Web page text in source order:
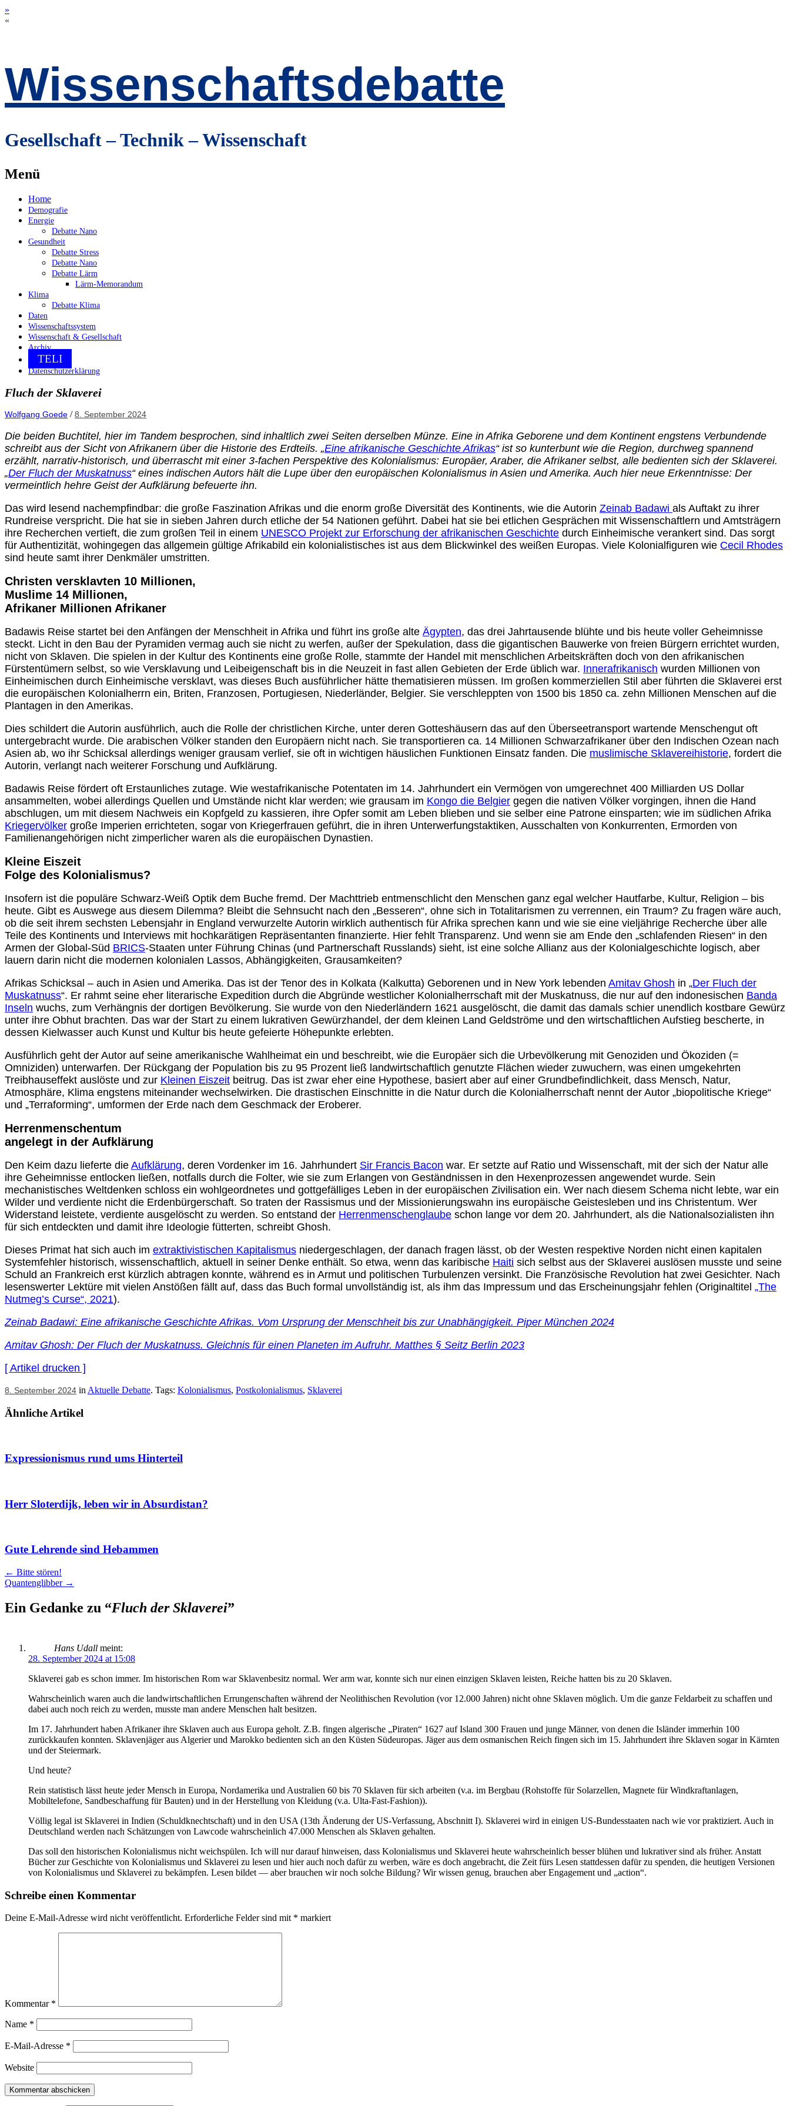
»
«
Wissenschaftsdebatte
Gesellschaft – Technik – Wissenschaft
Menü
Zum
Inhalt
springen
Home
Demografie
Energie
Debatte Nano
Gesundheit
Debatte Stress
Debatte Nano
Debatte Lärm
Lärm-Memorandum
Klima
Debatte Klima
Daten
Wissenschaftssystem
Wissenschaft & Gesellschaft
Archiv
TELI
Datenschutzerklärung
Fluch der Sklaverei
Wolfgang Goede /8. September 2024
Die beiden Buchtitel, hier im Tandem besprochen, sind inhaltlich zwei Seiten derselben Münze. Eine in Afrika Geborene und dem Kontinent engstens Verbundende
schreibt aus der Sicht von Afrikanern über die Historie des Erdteils. „Eine afrikanische Geschichte Afrikas“ ist so kunterbunt wie die Region, durchweg spannend
erzählt, narrativ-historisch, und überrascht mit einer 3-fachen Perspektive des Kolonialismus: Europäer, Araber, die Afrikaner selbst, alle bedienten sich der Sklaverei.
„Der Fluch der Muskatnuss“ eines indischen Autors hält die Lupe über den europäischen Kolonialismus in Asien und Amerika. Auch hier neue Erkenntnisse: Der
vermeintlich hehre Geist der Aufklärung befeuerte ihn.
Das wird lesend nachempfindbar: die große Faszination Afrikas und die enorm große Diversität des Kontinents, wie die Autorin Zeinab Badawi als Auftakt zu ihrer
Rundreise verspricht. Die hat sie in sieben Jahren durch etliche der 54 Nationen geführt. Dabei hat sie bei etlichen Gesprächen mit Wissenschaftlern und Amtsträgern
ihre Recherchen vertieft, die zum großen Teil in einem UNESCO Projekt zur Erforschung der afrikanischen Geschichte durch Einheimische verankert sind. Das sorgt
für Authentizität, wohingegen das allgemein gültige Afrikabild ein kolonialistisches ist aus dem Blickwinkel des weißen Europas. Viele Kolonialfiguren wie Cecil Rhodes
sind heute samt ihrer Denkmäler umstritten.
Christen versklavten 10 Millionen,
Muslime 14 Millionen,
Afrikaner Millionen Afrikaner
Badawis Reise startet bei den Anfängen der Menschheit in Afrika und führt ins große alte Ägypten, das drei Jahrtausende blühte und bis heute voller Geheimnisse
steckt. Licht in den Bau der Pyramiden vermag auch sie nicht zu werfen, außer der Spekulation, dass die gigantischen Bauwerke von freien Bürgern errichtet wurden,
nicht von Sklaven. Die spielen in der Kultur des Kontinents eine große Rolle, stammte der Handel mit menschlichen Arbeitskräften doch von den afrikanischen
Fürstentümern selbst, so wie Versklavung und Leibeigenschaft bis in die Neuzeit in fast allen Gebieten der Erde üblich war. Innerafrikanisch wurden Millionen von
Einheimischen durch Einheimische versklavt, was dieses Buch ausführlicher hätte thematisieren müssen. Im großen kommerziellen Stil aber führten die Sklaverei erst
die europäischen Kolonialherrn ein, Briten, Franzosen, Portugiesen, Niederländer, Belgier. Sie verschleppten von 1500 bis 1850 ca. zehn Millionen Menschen auf die
Plantagen in den Amerikas.
Dies schildert die Autorin ausführlich, auch die Rolle der christlichen Kirche, unter deren Gotteshäusern das auf den Überseetransport wartende Menschengut oft
untergebracht wurde. Die arabischen Völker standen den Europäern nicht nach. Sie transportieren ca. 14 Millionen Schwarzafrikaner über den Indischen Ozean nach
Asien ab, wo ihr Schicksal allerdings weniger grausam verlief, sie oft in wichtigen häuslichen Funktionen Einsatz fanden. Die muslimische Sklavereihistorie, fordert die
Autorin, verlangt nach weiterer Forschung und Aufklärung.
Badawis Reise fördert oft Erstaunliches zutage. Wie westafrikanische Potentaten im 14. Jahrhundert ein Vermögen von umgerechnet 400 Milliarden US Dollar
ansammelten, wobei allerdings Quellen und Umstände nicht klar werden; wie grausam im Kongo die Belgier gegen die nativen Völker vorgingen, ihnen die Hand
abschlugen, um mit diesem Nachweis ein Kopfgeld zu kassieren, ihre Opfer somit am Leben blieben und sie selber eine Patrone einsparten; wie im südlichen Afrika
Kriegervölker große Imperien errichteten, sogar von Kriegerfrauen geführt, die in ihren Unterwerfungstaktiken, Ausschalten von Konkurrenten, Ermorden von
Familienangehörigen nicht zimperlicher waren als die europäischen Dynastien.
Kleine Eiszeit
Folge des Kolonialismus?
Insofern ist die populäre Schwarz-Weiß Optik dem Buche fremd. Der Machttrieb entmenschlicht den Menschen ganz egal welcher Hautfarbe, Kultur, Religion – bis
heute. Gibt es Auswege aus diesem Dilemma? Bleibt die Sehnsucht nach den „Besseren“, ohne sich in Totalitarismen zu verrennen, ein Traum? Zu fragen wäre auch,
ob die seit ihrem sechsten Lebensjahr in England verwurzelte Autorin wirklich authentisch für Afrika sprechen kann und wie sie eine vieljährige Recherche über alle
Teile des Kontinents und Interviews mit hochkarätigen Repräsentanten finanzierte. Hier fehlt Transparenz. Und wenn sie am Ende den „schlafenden Riesen“ in den
Armen der Global-Süd BRICS-Staaten unter Führung Chinas (und Partnerschaft Russlands) sieht, ist eine solche Allianz aus der Kolonialgeschichte logisch, aber
lauern darin nicht die modernen kolonialen Lassos, Abhängigkeiten, Grausamkeiten?
Afrikas Schicksal – auch in Asien und Amerika. Das ist der Tenor des in Kolkata (Kalkutta) Geborenen und in New York lebenden Amitav Ghosh in „Der Fluch der
Muskatnuss“. Er rahmt seine eher literarische Expedition durch die Abgründe westlicher Kolonialherrschaft mit der Muskatnuss, die nur auf den indonesischen Banda
Inseln wuchs, zum Verhängnis der dortigen Bevölkerung. Sie wurde von den Niederländern 1621 ausgelöscht, die damit das damals schier unendlich kostbare Gewürz
unter ihre Obhut brachten. Das war der Start zu einem lukrativen Gewürzhandel, der dem kleinen Land Geldströme und den wirtschaftlichen Aufstieg bescherte, in
dessen Kielwasser auch Kunst und Kultur bis heute gefeierte Höhepunkte erlebten.
Ausführlich geht der Autor auf seine amerikanische Wahlheimat ein und beschreibt, wie die Europäer sich die Urbevölkerung mit Genoziden und Ökoziden (=
Omniziden) unterwarfen. Der Rückgang der Population bis zu 95 Prozent ließ landwirtschaftlich genutzte Flächen wieder zuwuchern, was einen umgekehrten
Treibhauseffekt auslöste und zur Kleinen Eiszeit beitrug. Das ist zwar eher eine Hypothese, basiert aber auf einer Grundbefindlichkeit, dass Mensch, Natur,
Atmosphäre, Klima engstens miteinander wechselwirken. Die drastischen Einschnitte in die Natur durch die Kolonialherrschaft nennt der Autor „biopolitische Kriege“
und „Terraforming“, umformen der Erde nach dem Geschmack der Eroberer.
Herrenmenschentum
angelegt in der Aufklärung
Den Keim dazu lieferte die Aufklärung, deren Vordenker im 16. Jahrhundert Sir Francis Bacon war. Er setzte auf Ratio und Wissenschaft, mit der sich der Natur alle
ihre Geheimnisse entlocken ließen, notfalls durch die Folter, wie sie zum Erlangen von Geständnissen in den Hexenprozessen angewendet wurde. Sein
mechanistisches Weltdenken schloss ein wohlgeordnetes und gottgefälliges Leben in der europäischen Zivilisation ein. Wer nach diesem Schema nicht lebte, war ein
Wilder und verdiente nicht die Erdenbürgerschaft. So traten der Rassismus und der Missionierungswahn ins europäische Geistesleben und ins Christentum. Wer
Widerstand leistete, verdiente ausgelöscht zu werden. So entstand der Herrenmenschenglaube schon lange vor dem 20. Jahrhundert, als die Nationalsozialisten ihn
für sich entdeckten und damit ihre Ideologie fütterten, schreibt Ghosh.
Dieses Primat hat sich auch im extraktivistischen Kapitalismus niedergeschlagen, der danach fragen lässt, ob der Westen respektive Norden nicht einen kapitalen
Systemfehler historisch, wissenschaftlich, aktuell in seiner Denke enthält. So etwa, wenn das karibische Haiti sich selbst aus der Sklaverei auslösen musste und seine
Schuld an Frankreich erst kürzlich abtragen konnte, während es in Armut und politischen Turbulenzen versinkt. Die Französische Revolution hat zwei Gesichter. Nach
lesenswerter Lektüre mit vielen Anstößen fällt auf, dass das Buch formal unvollständig ist, als ihm das Impressum und das Erscheinungsjahr fehlen (Originaltitel „The
Nutmeg’s Curse“, 2021).
Zeinab Badawi: Eine afrikanische Geschichte Afrikas. Vom Ursprung der Menschheit bis zur Unabhängigkeit. Piper München 2024
Amitav Ghosh: Der Fluch der Muskatnuss. Gleichnis für einen Planeten im Aufruhr. Matthes § Seitz Berlin 2023
[ Artikel drucken ]
8. September 2024 in Aktuelle Debatte. Tags: Kolonialismus, Postkolonialismus, Sklaverei
Ähnliche Artikel
Expressionismus rund ums Hinterteil
Herr Sloterdijk, leben wir in Absurdistan?
Gute Lehrende sind Hebammen
Artikel
Navigation
← Bitte stören!
Quantenglibber →
Ein Gedanke zu “Fluch der Sklaverei”
Hans Udall meint:
28. September 2024 at 15:08
Sklaverei gab es schon immer. Im historischen Rom war Sklavenbesitz normal. Wer arm war, konnte sich nur einen einzigen Sklaven leisten, Reiche hatten bis zu 20 Sklaven.
Wahrscheinlich waren auch die landwirtschaftlichen Errungenschaften während der Neolithischen Revolution (vor 12.000 Jahren) nicht ohne Sklaven möglich. Um die ganze Feldarbeit zu schaffen und
dabei auch noch reich zu werden, musste man andere Menschen halt besitzen.
Im 17. Jahrhundert haben Afrikaner ihre Sklaven auch aus Europa geholt. Z.B. fingen algerische „Piraten“ 1627 auf Island 300 Frauen und junge Männer, von denen die Isländer immerhin 100
zurückkaufen konnten. Sklavenjäger aus Algerier und Marokko bedienten sich an den Küsten Südeuropas. Jäger aus dem osmanischen Reich fingen sich im 15. Jahrhundert ihre Sklaven sogar in Kärnten
und der Steiermark.
Und heute?
Rein statistisch lässt heute jeder Mensch in Europa, Nordamerika und Australien 60 bis 70 Sklaven für sich arbeiten (v.a. im Bergbau (Rohstoffe für Solarzellen, Magnete für Windkraftanlagen,
Mobiltelefone, Sandbeschaffung für Bauten) und in der Herstellung von Kleidung (v.a. Ulta-Fast-Fashion)).
Völlig legal ist Sklaverei in Indien (Schuldknechtschaft) und in den USA (13th Änderung der US-Verfassung, Abschnitt I). Sklaverei wird in einigen US-Bundesstaaten nach wie vor praktiziert. Auch in
Deutschland werden nach Schätzungen von Lawcode wahrscheinlich 47.000 Menschen als Sklaven gehalten.
Das soll den historischen Kolonialismus nicht weichspülen. Ich will nur darauf hinweisen, dass Kolonialismus und Sklaverei heute wahrscheinlich besser blühen und lukrativer sind als früher. Anstatt
Bücher zur Geschichte von Kolonialismus und Sklaverei zu lesen und hier auch noch dafür zu werben, wäre es doch angebracht, die Zeit fürs Lesen stattdessen dafür zu spenden, die heutigen Versionen
von Kolonialismus und Sklaverei zu bekämpfen. Lesen bildet — aber brauchen wir noch solche Bildung? Wir wissen genug, brauchen aber Engagement und „action“.
Schreibe einen Kommentar
Deine E-Mail-Adresse wird nicht veröffentlicht. Erforderliche Felder sind mit * markiert
Kommentar *
Name *
E-Mail-Adresse *
Website